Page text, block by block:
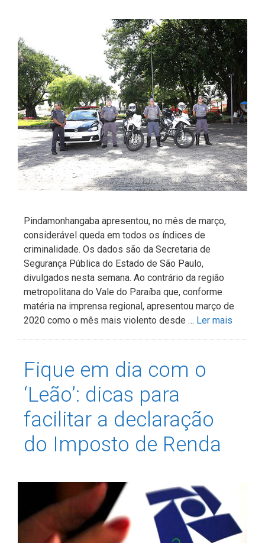
Pindamonhangaba apresentou, no mês de março,
considerável queda em todos os índices de
criminalidade. Os dados são da Secretaria de
Segurança Pública do Estado de São Paulo,
divulgados nesta semana. Ao contrário da região
metropolitana do Vale do Paraíba que, conforme
matéria na imprensa regional, apresentou março de
2020 como o mês mais violento desde … Ler mais
Fique em dia com o
‘Leão’: dicas para
facilitar a declaração
do Imposto de Renda